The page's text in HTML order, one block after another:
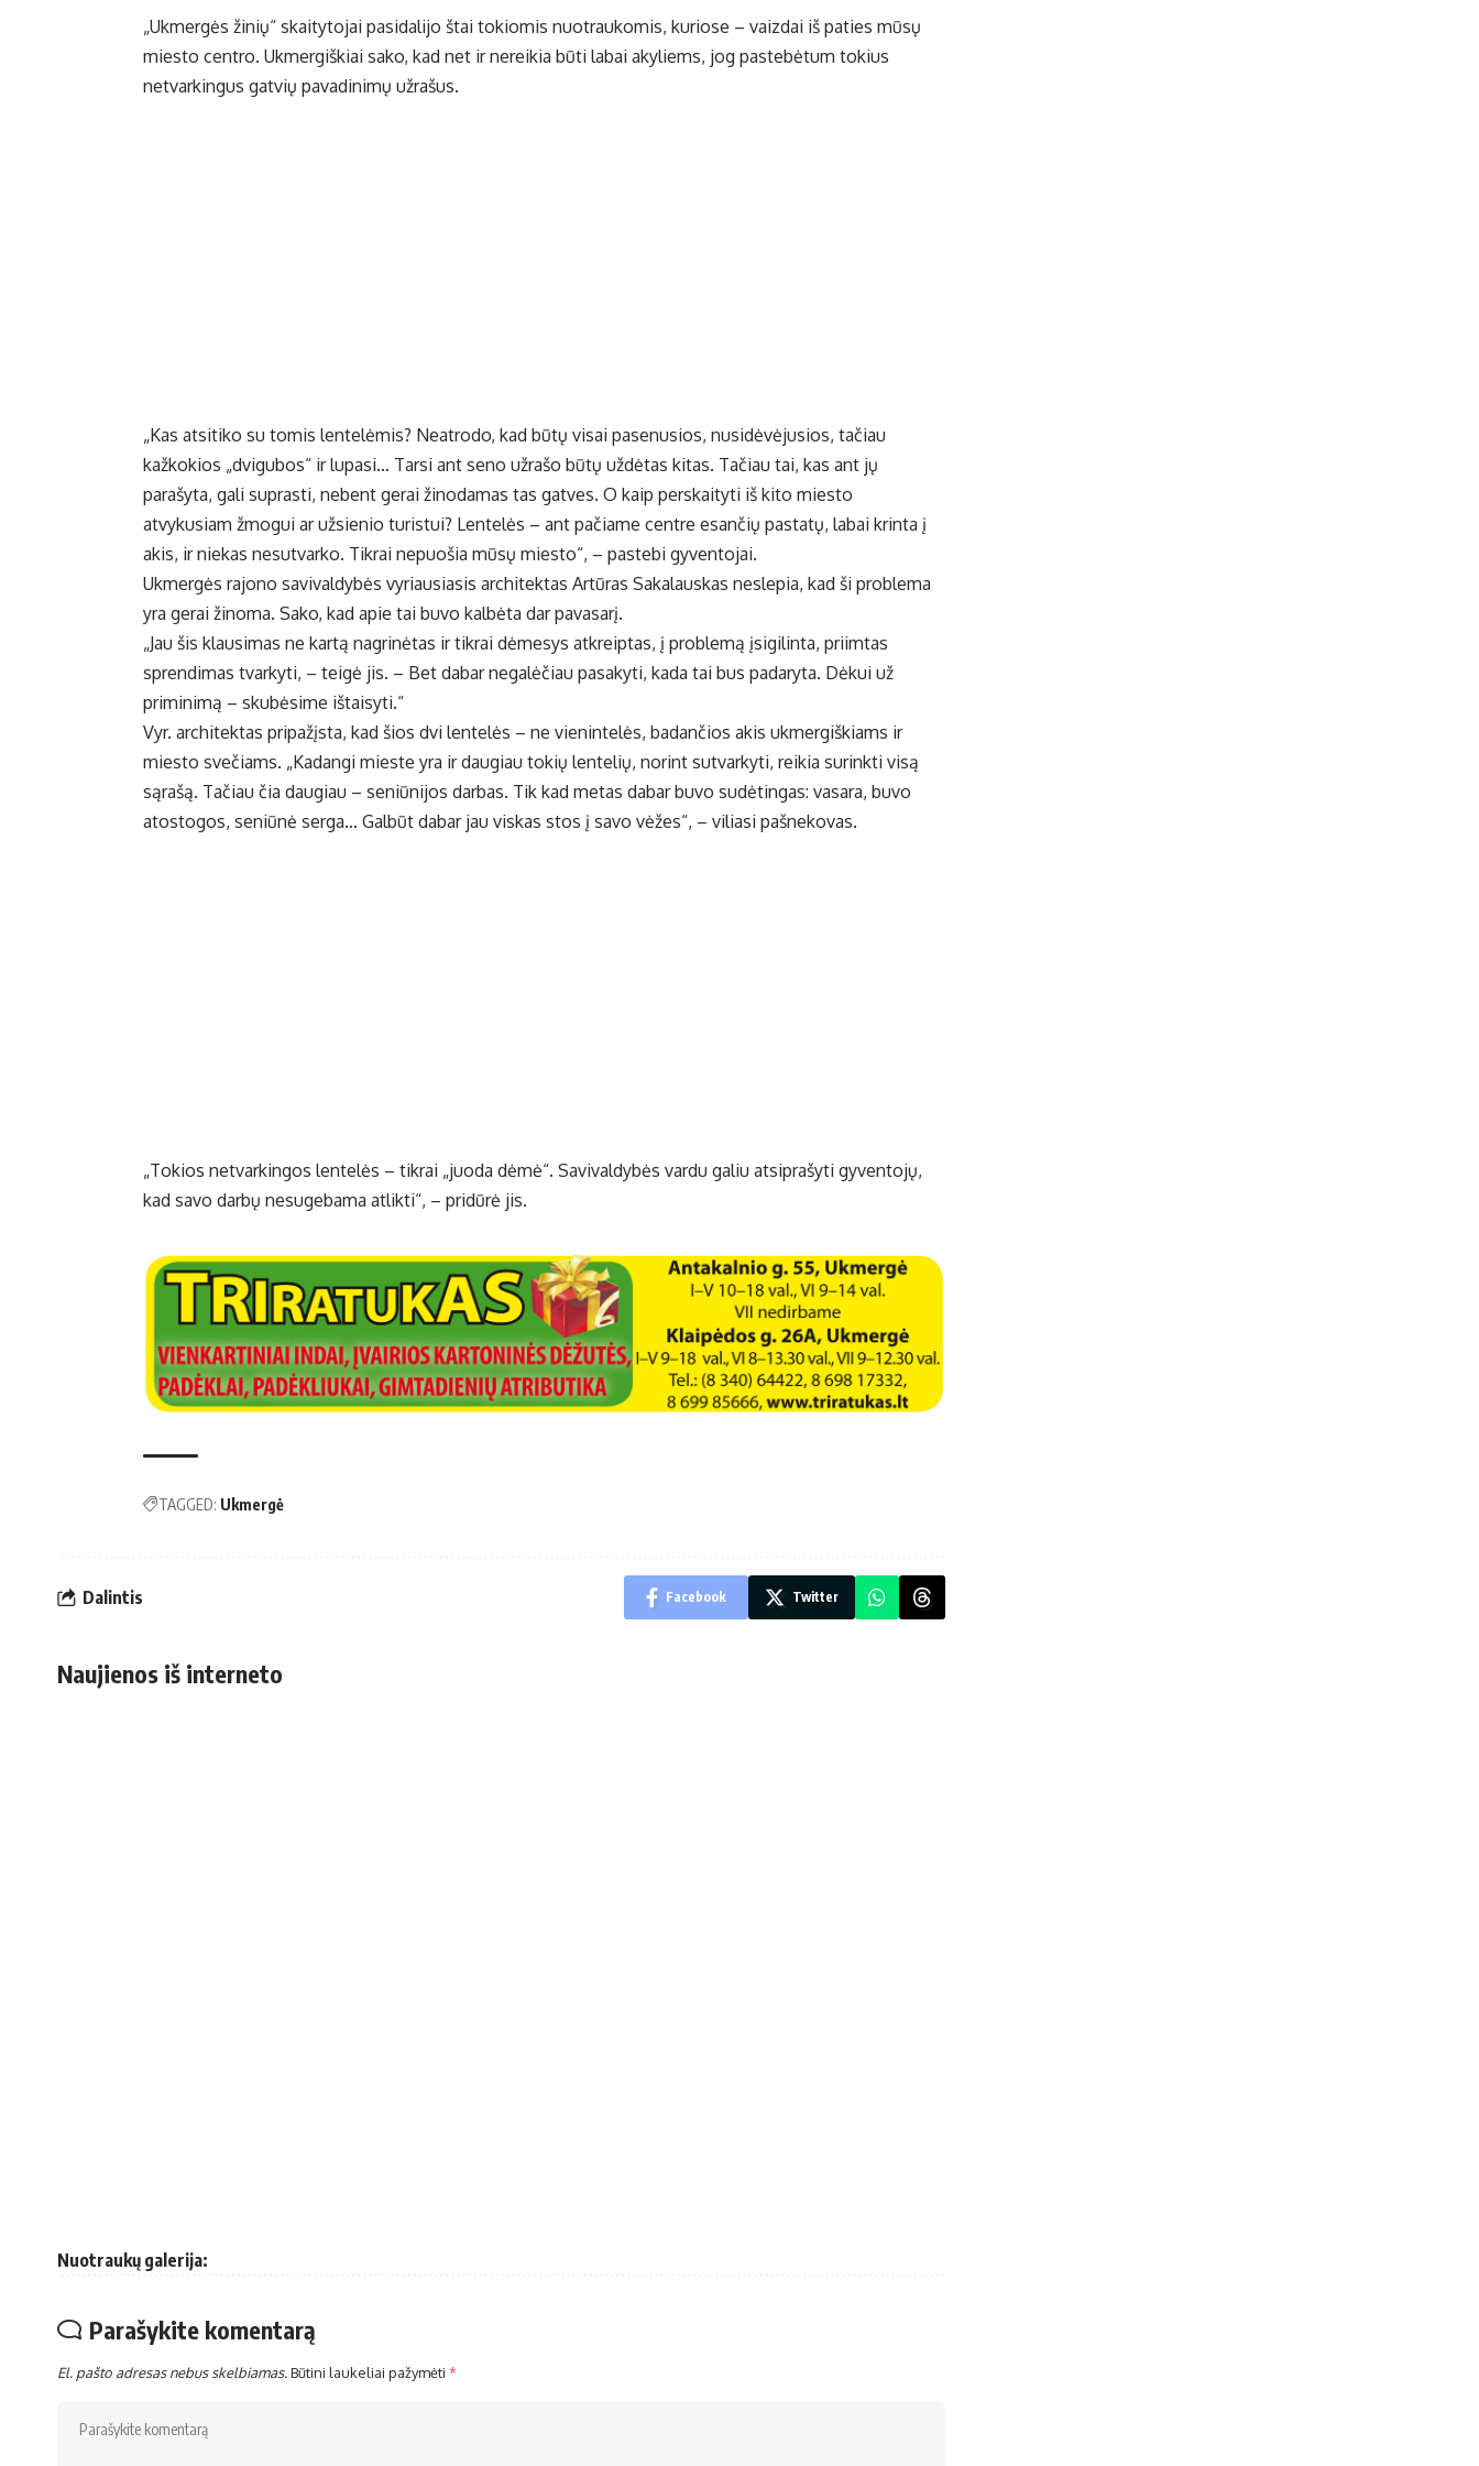
„Ukmergės žinių“ skaitytojai pasidalijo štai tokiomis nuotraukomis, kuriose – vaizdai iš paties mūsų
miesto centro. Ukmergiškiai sako, kad net ir nereikia būti labai akyliems, jog pastebėtum tokius
netvarkingus gatvių pavadinimų užrašus.
„Kas atsitiko su tomis lentelėmis? Neatrodo, kad būtų visai pasenusios, nusidėvėjusios, tačiau
kažkokios „dvigubos“ ir lupasi… Tarsi ant seno užrašo būtų uždėtas kitas. Tačiau tai, kas ant jų
parašyta, gali suprasti, nebent gerai žinodamas tas gatves. O kaip perskaityti iš kito miesto
atvykusiam žmogui ar užsienio turistui? Lentelės – ant pačiame centre esančių pastatų, labai krinta į
akis, ir niekas nesutvarko. Tikrai nepuošia mūsų miesto“, – pastebi gyventojai.
Ukmergės rajono savivaldybės vyriausiasis architektas Artūras Sakalauskas neslepia, kad ši problema
yra gerai žinoma. Sako, kad apie tai buvo kalbėta dar pavasarį.
„Jau šis klausimas ne kartą nagrinėtas ir tikrai dėmesys atkreiptas, į problemą įsigilinta, priimtas
sprendimas tvarkyti, – teigė jis. – Bet dabar negalėčiau pasakyti, kada tai bus padaryta. Dėkui už
priminimą – skubėsime ištaisyti.“
Vyr. architektas pripažįsta, kad šios dvi lentelės – ne vienintelės, badančios akis ukmergiškiams ir
miesto svečiams. „Kadangi mieste yra ir daugiau tokių lentelių, norint sutvarkyti, reikia surinkti visą
sąrašą. Tačiau čia daugiau – seniūnijos darbas. Tik kad metas dabar buvo sudėtingas: vasara, buvo
atostogos, seniūnė serga… Galbūt dabar jau viskas stos į savo vėžes“, – viliasi pašnekovas.
„Tokios netvarkingos lentelės – tikrai „juoda dėmė“. Savivaldybės vardu galiu atsiprašyti gyventojų,
kad savo darbų nesugebama atlikti“, – pridūrė jis.
TAGGED: Ukmergė
Dalintis Facebook Twitter
Naujienos iš interneto
Nuotraukų galerija:
Parašykite komentarą
El. pašto adresas nebus skelbiamas.Būtini laukeliai pažymėti *